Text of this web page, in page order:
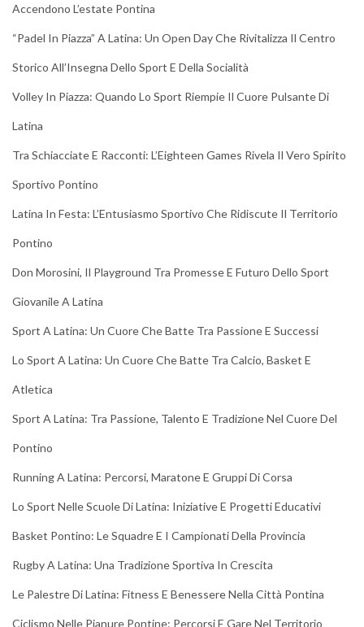
Accendono L’estate Pontina
“Padel In Piazza” A Latina: Un Open Day Che Rivitalizza Il Centro
Storico All’Insegna Dello Sport E Della Socialità
Volley In Piazza: Quando Lo Sport Riempie Il Cuore Pulsante Di
Latina
Tra Schiacciate E Racconti: L’Eighteen Games Rivela Il Vero Spirito
Sportivo Pontino
Latina In Festa: L’Entusiasmo Sportivo Che Ridiscute Il Territorio
Pontino
Don Morosini, Il Playground Tra Promesse E Futuro Dello Sport
Giovanile A Latina
Sport A Latina: Un Cuore Che Batte Tra Passione E Successi
Lo Sport A Latina: Un Cuore Che Batte Tra Calcio, Basket E
Atletica
Sport A Latina: Tra Passione, Talento E Tradizione Nel Cuore Del
Pontino
Running A Latina: Percorsi, Maratone E Gruppi Di Corsa
Lo Sport Nelle Scuole Di Latina: Iniziative E Progetti Educativi
Basket Pontino: Le Squadre E I Campionati Della Provincia
Rugby A Latina: Una Tradizione Sportiva In Crescita
Le Palestre Di Latina: Fitness E Benessere Nella Città Pontina
Ciclismo Nelle Pianure Pontine: Percorsi E Gare Nel Territorio